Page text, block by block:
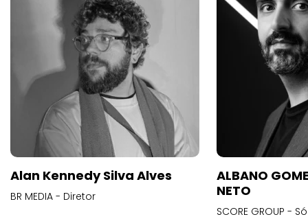
Alan Kennedy Silva Alves
BR MEDIA - Diretor
ALBANO
NETO
SCORE GROUP -